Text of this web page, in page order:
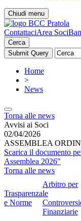
Chiudi menu
ContattaciArea Soci
Cerca
Home
>
News
Torna alle news
Avvisi ai Soci
02/04/2026
ASSEMBLEA
Scarica il documento
Assemblea 2026"
Torna alle news
Trasparenza
e Norme
Arbitro per
le
Finanziarie